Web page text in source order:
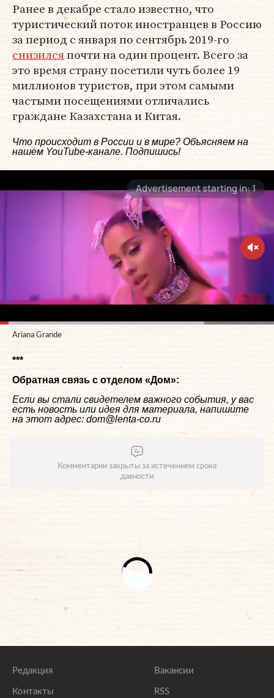
Ранее в декабре стало известно, что
туристический поток иностранцев в Россию
за период с января по сентябрь 2019-го
снизилсяпочти на один процент. Всего за
это время страну посетили чуть более 19
миллионов туристов, при этом самыми
частыми посещениями отличались
граждане Казахстана и Китая.
Что происходит в России и в мире? Объясняем на
нашемYouTube-канале. Подпишись!
Ariana Grande
***
Обратная связь с отделом «Дом»:
Если вы стали свидетелем важного события, у вас
есть новость или идея для материала, напишите
на этот адрес: dom@lenta-co.ru
Комментарии закрыты за истечением срока
давности
Редакция
Контакты
Вакансии
RSS